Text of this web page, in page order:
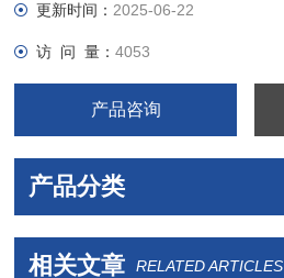
更新时间： 2025-06-22
访 问 量：4053
产品咨询
产品分类
相关文章 RELATED ARTICLES